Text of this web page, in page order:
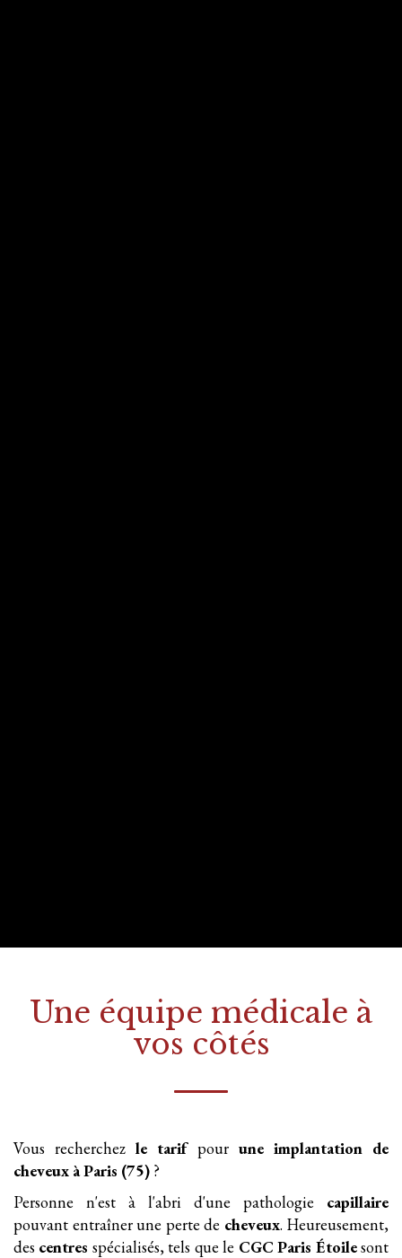
Une équipe médicale à
vos côtés
Vous recherchez le tarifpour une implantation de
cheveux à Paris (75) ?
Personne n'est à l'abri d'une pathologie capillaire
pouvant entraîner une perte de cheveux. Heureusement,
des centres spécialisés, tels que le CGC Paris Étoilesont